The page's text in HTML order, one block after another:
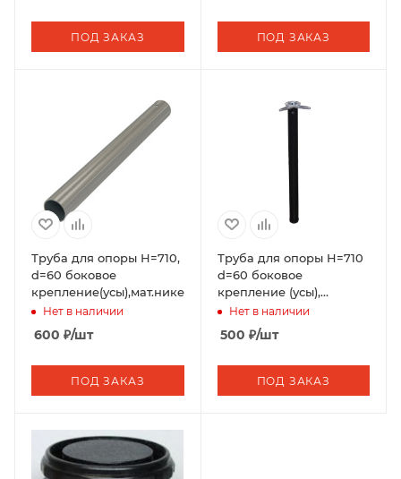
ПОД ЗАКАЗ ПОД ЗАКАЗ
Труба для опоры Н=710,
d=60 боковое
крепление(усы),мат.никель
Нет в наличии
600 ₽/шт
ПОД ЗАКАЗ
Труба для опоры H=710
d=60 боковое
крепление (усы),
черный
Нет в наличии
500 ₽/шт
ПОД ЗАКАЗ